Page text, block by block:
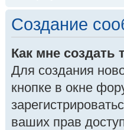
Создание
Как мне создать
Для создания
кнопке в окне
ваших прав